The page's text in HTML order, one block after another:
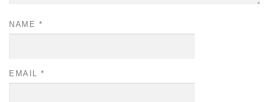
NAME *
EMAIL *